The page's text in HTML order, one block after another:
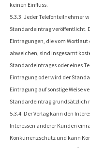
keinen Einfluss.
5.3.3. Jeder Telefonteilnehmer
Standardeintrag veröffentlicht.
Eintragungen, die vom
abweichen, sind insgesamt
Standardeintrages oder eines
Eintragung oder wird der
Eintragung auf sonstige Weise
Standardeintrag grundsätzlich
5.3.4. Der Verlag kann den
Interessen anderer Kunden
Konkurrenzschutz und kann